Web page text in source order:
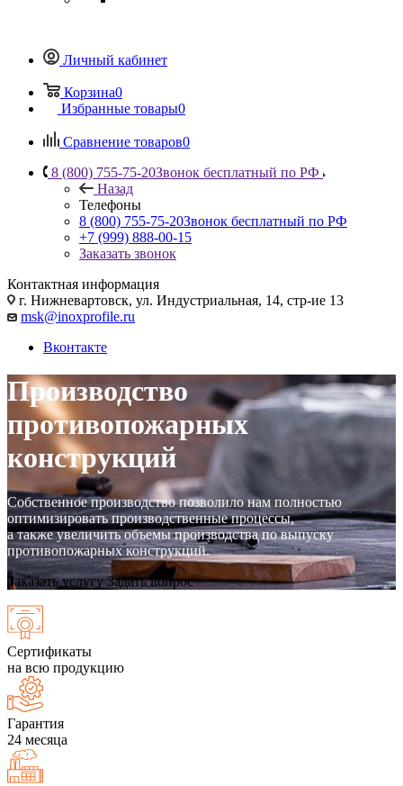
Личный кабинет
Корзина0
Избранные товары0
Сравнение товаров0
8 (800) 755-75-20Звонок бесплатный по РФ
Назад
Телефоны
8 (800) 755-75-20Звонок бесплатный по РФ
+7 (999) 888-00-15
Заказать звонок
Контактная информация
г. Нижневартовск, ул. Индустриальная, 14, стр-ие 13
msk@inoxprofile.ru
Вконтакте
Производство
противопожарных
конструкций
Собственное производство позволило нам полностью
оптимизировать производственные процессы,
а также увеличить объемы производства по выпуску
противопожарных конструкций.
Заказать услугу Задать вопрос
Сертификаты
на всю продукцию
Гарантия
24 месяца